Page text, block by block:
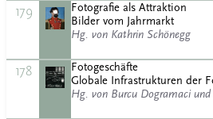
179
Fotografie als Attraktion
Bilder vom Jahrmarkt
Hg. von Kathrin Schönegg
178
Fotogeschäfte
Globale Infrastrukturen der
Hg. von Burcu Dogramaci